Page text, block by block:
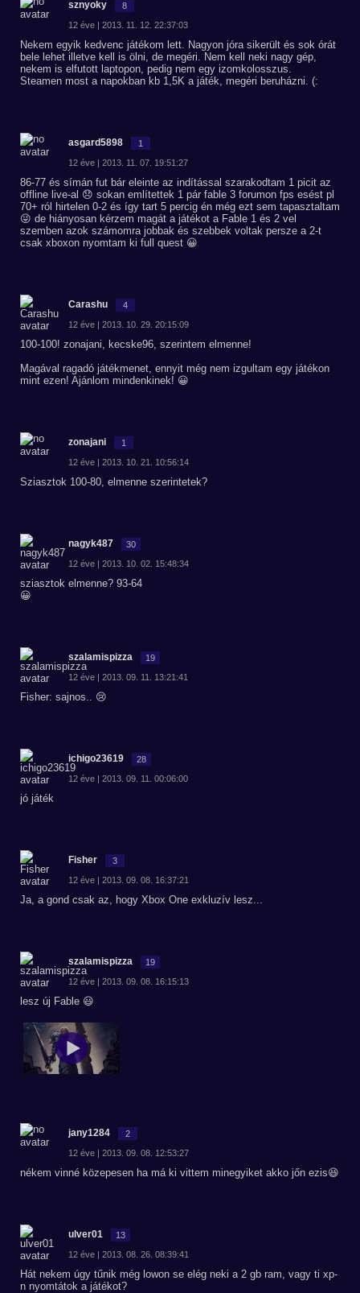
sznyoky 8
12 éve | 2013. 11. 12. 22:37:03
Nekem egyik kedvenc játékom lett. Nagyon jóra sikerült és sok órát
bele lehet illetve kell is ölni, de megéri. Nem kell neki nagy gép,
nekem is elfutott laptopon, pedig nem egy izomkolosszus.
Steamen most a napokban kb 1,5K a játék, megéri beruházni. (:
asgard5898 1
12 éve | 2013. 11. 07. 19:51:27
86-77 és símán fut bár eleinte az indítással szarakodtam 1 picit az
offline live-al 😞 sokan említettek 1 pár fable 3 forumon fps esést pl
70+ ról hirtelen 0-2 és így tart 5 percig én még ezt sem tapasztaltam
😜 de hiányosan kérzem magát a játékot a Fable 1 és 2 vel
szemben azok számomra jobbak és szebbek voltak persze a 2-t
csak xboxon nyomtam ki full quest 😀
Carashu 4
12 éve | 2013. 10. 29. 20:15:09
100-100! zonajani, kecske96, szerintem elmenne!
Magával ragadó játékmenet, ennyit még nem izgultam egy játékon
mint ezen! Ajánlom mindenkinek! 😀
zonajani 1
12 éve | 2013. 10. 21. 10:56:14
Sziasztok 100-80, elmenne szerintetek?
nagyk487 30
12 éve | 2013. 10. 02. 15:48:34
sziasztok elmenne? 93-64
😀
szalamispizza 19
12 éve | 2013. 09. 11. 13:21:41
Fisher: sajnos.. 😢
ichigo23619 28
12 éve | 2013. 09. 11. 00:06:00
jó játék
Fisher 3
12 éve | 2013. 09. 08. 16:37:21
Ja, a gond csak az, hogy Xbox One exkluzív lesz...
szalamispizza 19
12 éve | 2013. 09. 08. 16:15:13
lesz új Fable 😃
jany1284 2
12 éve | 2013. 09. 08. 12:53:27
nékem vinné közepesen ha má ki vittem minegyiket akko jőn ezis😆
ulver01 13
12 éve | 2013. 08. 26. 08:39:41
Hát nekem úgy tűnik még lowon se elég neki a 2 gb ram, vagy ti xp-
n nyomtátok a játékot?